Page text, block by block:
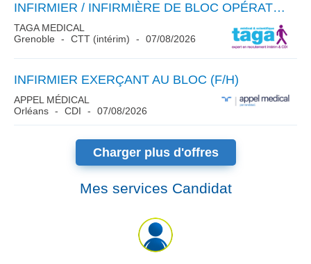
INFIRMIER / INFIRMIÈRE DE BLOC OPÉRATOIRE (IBODE) (H/F)
TAGA MEDICAL
Grenoble
CTT (intérim) 07/08/2026
INFIRMIER EXERÇANT AU BLOC (F/H)
APPEL MÉDICAL
Orléans
CDI 07/08/2026
Charger plus d'offres
Mes services Candidat